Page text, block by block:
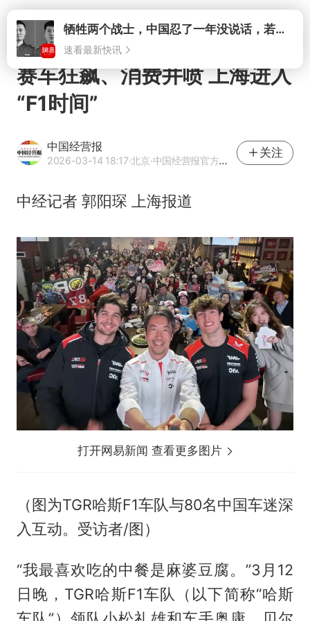
打开
赛车狂飙、消费井喷 上海进入
“F1时间”
中国经营报
2026-03-14 18:17·北京·中国经营报官方网易号
关注
中经记者 郭阳琛 上海报道
打开网易新闻 查看更多图片
（图为TGR哈斯F1车队与80名中国车迷深
入互动。受访者/图）
“我最喜欢吃的中餐是麻婆豆腐。”3月12
日晚，TGR哈斯F1车队（以下简称“哈斯